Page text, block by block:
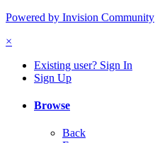
Powered by Invision Community
×
Existing user? Sign In
Sign Up
Browse
Back